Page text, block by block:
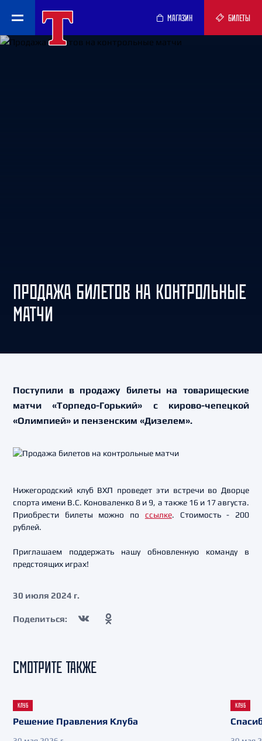
МАГАЗИН БИЛЕТЫ
ПРОДАЖА БИЛЕТОВ НА КОНТРОЛЬНЫЕ
МАТЧИ
Поступили в продажу билеты на товарищеские
матчи «Торпедо-Горький» с кирово-чепецкой
«Олимпией» и пензенским «Дизелем».
Нижегородский клуб ВХЛ проведет эти встречи во Дворце
спорта имени В.С. Коноваленко 8 и 9, а также 16 и 17 августа.
Приобрести билеты можно по ссылке. Стоимость - 200
рублей.
Приглашаем поддержать нашу обновленную команду в
предстоящих играх!
30 июля 2024 г.
Поделиться:
СМОТРИТЕ ТАКЖЕ
КЛУБ
Решение Правления Клуба
КЛУБ